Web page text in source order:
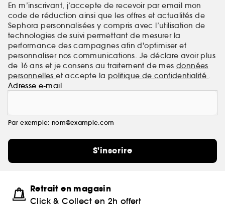
En m’inscrivant, j’accepte de recevoir par email mon
code de réduction ainsi que les offres et actualités de
Sephora personnalisées y compris avec l’utilisation de
technologies de suivi permettant de mesurer la
performance des campagnes afin d'optimiser et
personnaliser nos communications. Je déclare avoir plus
de 16 ans et je consens au traitement de mes données
personnelleset accepte la politique de confidentialité
Adresse e-mail
Par exemple: nom@example.com
S'inscrire
Retrait en magasin
Click & Collect en 2h offert